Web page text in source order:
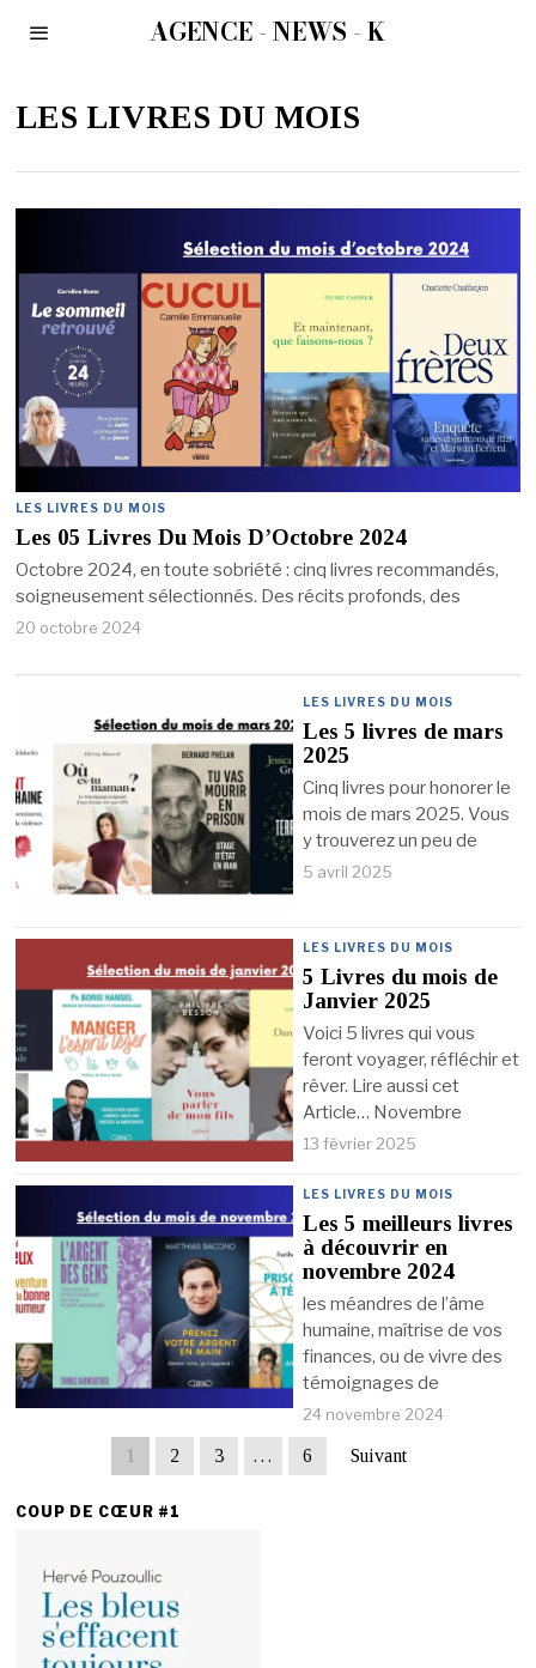
AGENCE - NEWS - K
LES LIVRES DU MOIS
LES LIVRES DU MOIS
Les 05 Livres Du Mois D’Octobre 2024
Octobre 2024, en toute sobriété : cinq livres recommandés,
soigneusement sélectionnés. Des récits profonds, des
20 octobre 2024
LES LIVRES DU MOIS
Les 5 livres de mars
2025
Cinq livres pour honorer le
mois de mars 2025. Vous
y trouverez un peu de
5 avril 2025
LES LIVRES DU MOIS
5 Livres du mois de
Janvier 2025
Voici 5 livres qui vous
feront voyager, réfléchir et
rêver. Lire aussi cet
Article… Novembre
13 février 2025
LES LIVRES DU MOIS
Les 5 meilleurs livres
à découvrir en
novembre 2024
les méandres de l’âme
humaine, maîtrise de vos
finances, ou de vivre des
témoignages de
24 novembre 2024
1 2 3 … 6 Suivant
COUP DE CŒUR #1